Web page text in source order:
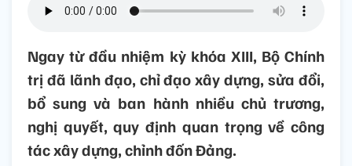
Ngay từ đầu nhiệm kỳ khóa XIII, Bộ Chính
trị đã lãnh đạo, chỉ đạo xây dựng, sửa đổi,
bổ sung và ban hành nhiều chủ trương,
nghị quyết, quy định quan trọng về công
tác xây dựng, chỉnh đốn Đảng.